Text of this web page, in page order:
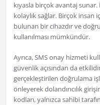
kıyasla birçok avantaj sunar.
kolaylık sağlar. Birçok insan
bulunan bir cihazdır ve
kullanılması mümkündür.
Ayrıca, SMS onay hizmeti
güvenlik açısından da
gerçekleştirilen doğrulama
önleyerek dolandırıcılık
kodları, yalnızca sahibi